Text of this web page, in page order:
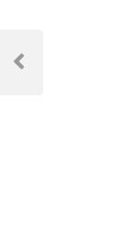
稿
Previous